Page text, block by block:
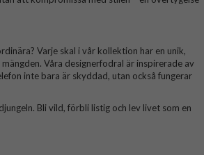
Varje skal i vår kollektion har en unik,
Våra designerfodral är inspirerade av
inte bara är skyddad, utan också fungerar
Bli vild, förbli listig och lev livet som en